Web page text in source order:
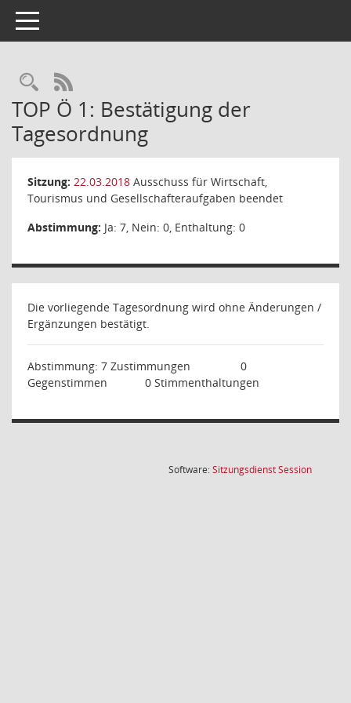
Toggle navigation
Rechercheauswahl
RSS-Feed
TOP Ö 1: Bestätigung der
Tagesordnung
Sitzung: 22.03.2018 Ausschuss für Wirtschaft,
Tourismus und Gesellschafteraufgaben beendet
Abstimmung: Ja: 7, Nein: 0, Enthaltung: 0
Die vorliegende Tagesordnung wird ohne Änderungen /
Ergänzungen bestätigt.
Abstimmung: 7 Zustimmungen
0
Gegenstimmen
0 Stimmenthaltungen
Software:SitzungsdienstSession(Wird in